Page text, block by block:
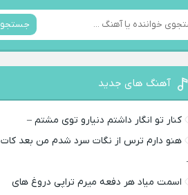
جستجو
آهنگ های جدید
کنار تو انگار داشتم دنیارو توی مشتم –
هنو دارم ترس از نگات سرد شدم من بعد کات
اسمت میاد هر دفعه میرم تراپی دروغ‌ های